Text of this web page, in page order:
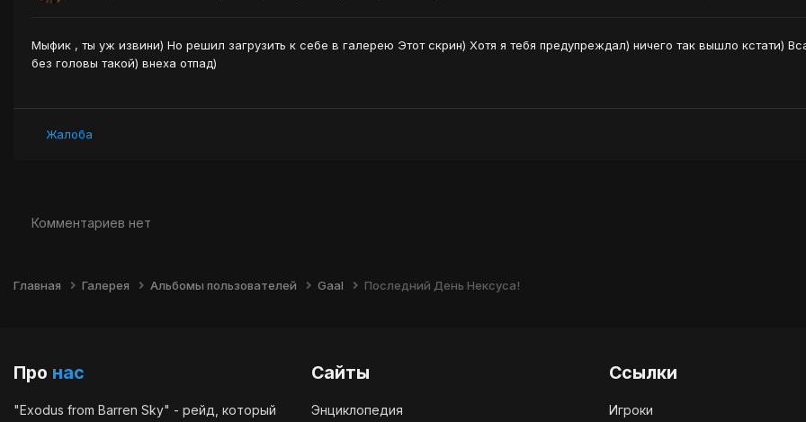
Мыфик , ты уж извини) Но решил загрузить к себе в галерею Этот скрин) Хотя я тебя предупреждал) ничего так вышло кстати)
без головы такой) внеха отпад)
Жалоба
Комментариев нет
Главная Галерея Альбомы пользователей Gaal Последний День Нексуса!
Про нас
"Exodus from Barren Sky" - рейд, который
Сайты
Энциклопедия
Ссылки
Игроки